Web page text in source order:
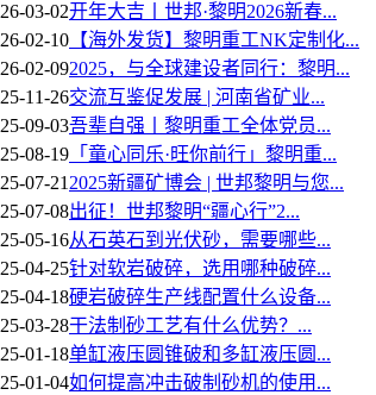
26-03-02开年大吉丨世邦·黎明2026新春...
26-02-10 【海外发货】黎明重工NK定制化...
26-02-092025，与全球建设者同行：黎明...
25-11-26交流互鉴促发展 | 河南省矿业...
25-09-03吾辈自强丨黎明重工全体党员...
25-08-19 「童心同乐·旺你前行」黎明重...
25-07-21 2025新疆矿博会 | 世邦黎明与您...
25-07-08出征！世邦黎明“疆心行”2...
25-05-16从石英石到光伏砂，需要哪些...
25-04-25针对软岩破碎，选用哪种破碎...
25-04-18硬岩破碎生产线配置什么设备...
25-03-28干法制砂工艺有什么优势？...
25-01-18单缸液压圆锥破和多缸液压圆...
25-01-04如何提高冲击破制砂机的使用...